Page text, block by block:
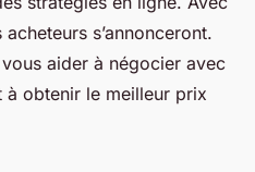
s’annonceront.
aider à négocier avec
à obtenir le meilleur prix